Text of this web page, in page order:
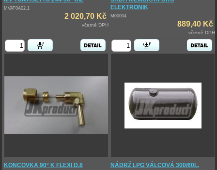
MVAT0A02.1
2 020,70 Kč
včetně DPH
ELEKTRONIK
M00004
889,40 Kč
včetně DPH
KONCOVKA 90° K FLEXI D.8 NÁDRŽ LPG VÁLCOVÁ 300/60L.